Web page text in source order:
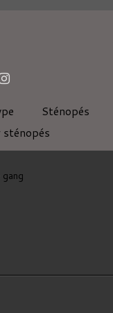
Sténopés
gang